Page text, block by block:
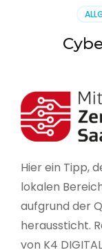
Hier ein Tipp,
lokalen
aufgrund der
heraussticht.
von K4